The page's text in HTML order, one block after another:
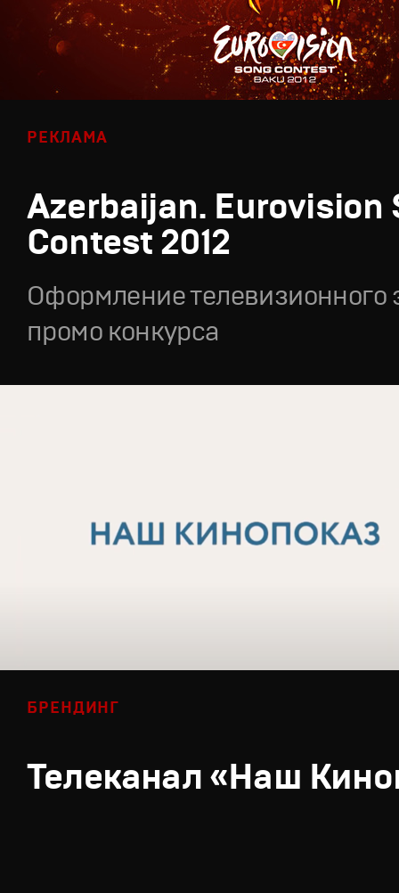
РЕКЛАМА
Azerbaijan. Eurovision
Contest 2012
Оформление телевизионного
промо конкурса
БРЕНДИНГ
Телеканал «Наш